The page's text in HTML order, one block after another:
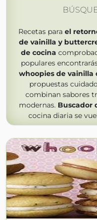
Recetas para el
de vainilla y
de cocina
populares
whoopies de
propuestas
combinan sabores
modernas. Buscador
cocina diaria se